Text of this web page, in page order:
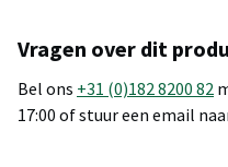
Vragen over dit
Bel ons +31 (0)182 8200 82
17:00 of stuur een email